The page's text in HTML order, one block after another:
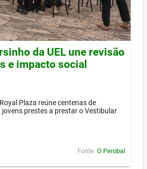
da UEL une revisão
e impacto social
Plaza reúne centenas de
prestes a prestar o Vestibular
Fonte: O Perobal